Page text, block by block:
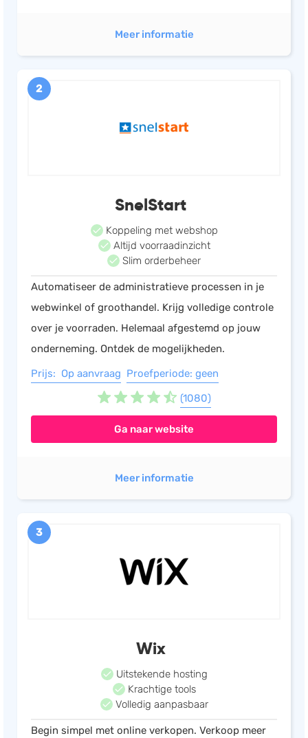
Meer informatie
2
SnelStart
Koppeling met webshop
Altijd voorraadinzicht
Slim orderbeheer
Automatiseer de administratieve processen in je
webwinkel of groothandel. Krijg volledige controle
over je voorraden. Helemaal afgestemd op jouw
onderneming. Ontdek de mogelijkheden.
Prijs: Op aanvraag Proefperiode: geen
(1080)
Ga naar website
Meer informatie
3
Wix
Uitstekende hosting
Krachtige tools
Volledig aanpasbaar
Begin simpel met online verkopen. Verkoop meer